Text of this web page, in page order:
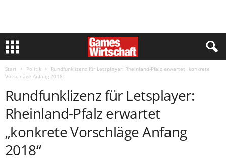
Start Politik
Rundfunklizenz für Letsplayer: Rheinland-Pfalz erwartet „konkrete
Vorschläge Anfang 2018“
Rundfunklizenz für Letsplayer:
Rheinland-Pfalz erwartet
„konkrete Vorschläge Anfang
2018“